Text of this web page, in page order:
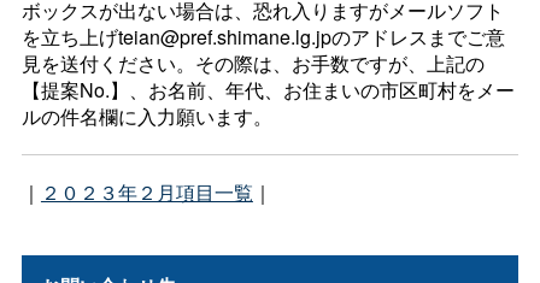
ボックスが出ない場合は、恐れ入りますがメールソフト
を立ち上げteian@pref.shimane.lg.jpのアドレスまでご意
見を送付ください。その際は、お手数ですが、上記の
【提案No.】、お名前、年代、お住まいの市区町村をメー
ルの件名欄に入力願います。
｜ ２０２３年２月項目一覧 ｜